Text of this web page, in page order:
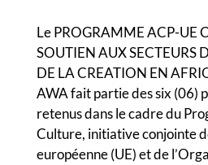
Le PROGRAMME ACP-UE
SOUTIEN AUX SECTEURS
DE LA CREATION EN
AWA fait partie des six (06)
retenus dans le cadre du
Culture, initiative conjointe
européenne (UE) et de